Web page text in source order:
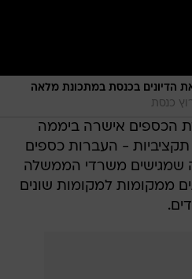
הדיונים בכנסת במתכונת מלאה
כנסת
הכספים אישרה ביממה
תקציביות - העברות כספים
שמגישים משרדי הממשלה
ממקומות למקומות שונים